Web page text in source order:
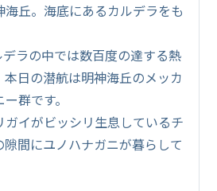
海丘。海底にあるカルデラをも
ラの中では数百度の達する熱
日の潜航は明神海丘のメッカ
群です。
ガイがビッシリ生息しているチ
間にユノハナガニが暮らして